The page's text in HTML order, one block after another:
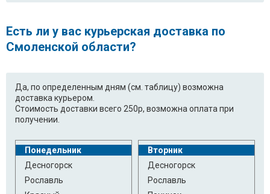
Есть ли у вас курьерская доставка по
Смоленской области?
Да, по определенным дням (см. таблицу) возможна
доставка курьером.
Стоимость доставки всего 250р, возможна оплата при
получении.
Понедельник
Десногорск
Рославль
Вторник
Десногорск
Рославль